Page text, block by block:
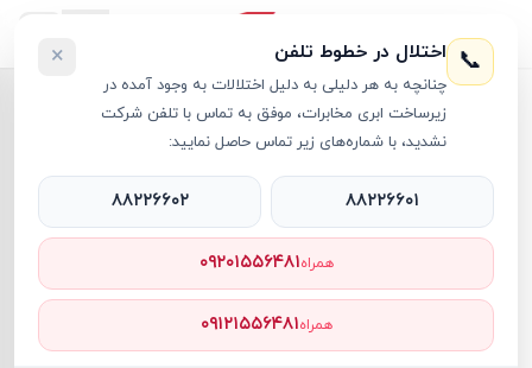
لپ تاپ ThinkPad
Lenovo
۹۹۹٬۰۰۰٬۰۰۰ تومان موجود
📞 اختلال در خطوط تلفن
چنانچه به هر دلیلی به دلیل اختلالات به وجود آمده در
زیرساخت ابری مخابرات، موفق به تماس با تلفن شرکت
نشدید، با شماره‌های زیر تماس حاصل نمایید:
×
۸۸۲۲۶۶۰۱ ۸۸۲۲۶۶۰۲
همراه۰۹۲۰۱۵۵۶۴۸۱
همراه۰۹۱۲۱۵۵۶۴۸۱